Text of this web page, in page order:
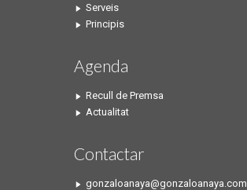
Serveis
Principis
Agenda
Recull de Premsa
Actualitat
Contactar
gonzaloanaya@gonzaloanaya.com